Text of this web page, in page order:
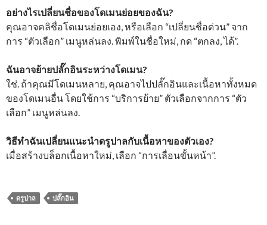
อย่างไรเปลี่ยนชื่อของโดเมนย่อยของฉัน?
คุณอาจคลิชื่อโดเมนย่อยเอง, หรือเลือก “เปลี่ยนชื่อด่วน” จาก
การ “ตัวเลือก” เมนูหล่นลง. พิมพ์ในชื่อใหม่, กด “ตกลง, ได้”.
ฉันอาจย้ายปลั๊กอินระหว่างโดเมน?
ใช่. ถ้าคุณมีโดเมนหลาย, คุณอาจไปปลั๊กอินและเนื้อหาทั้งหมด
ของโดเมนอื่น โดยใช้การ “บริการย้าย” ตัวเลือกจากการ “ตัว
เลือก” เมนูหล่นลง.
วิธีทำฉันเปลี่ยนแนะนำดรูปาลกับเนื้อหาของตัวเอง?
เมื่อสร้างบล็อกเนื้อหาใหม่, เลือก “การเลื่อนขั้นหน้า”.
ดรูปาล ปลั๊กอิน